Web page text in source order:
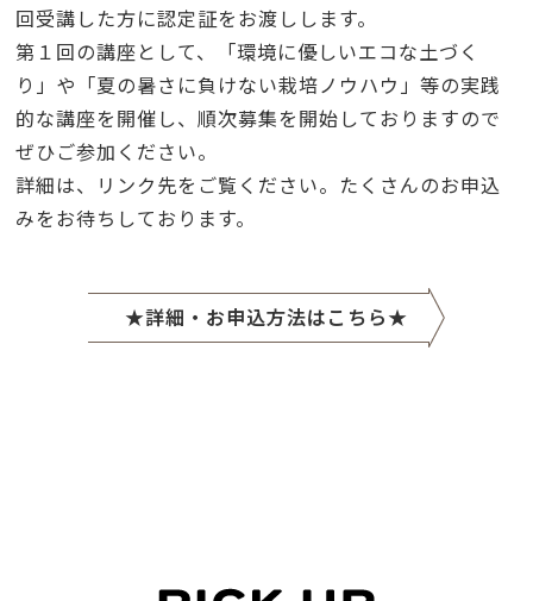
回受講した方に認定証をお渡しします。
第１回の講座として、「環境に優しいエコな土づく
り」や「夏の暑さに負けない栽培ノウハウ」等の実践
的な講座を開催し、順次募集を開始しておりますので
ぜひご参加ください。
詳細は、リンク先をご覧ください。たくさんのお申込
みをお待ちしております。
★詳細・お申込方法はこちら★